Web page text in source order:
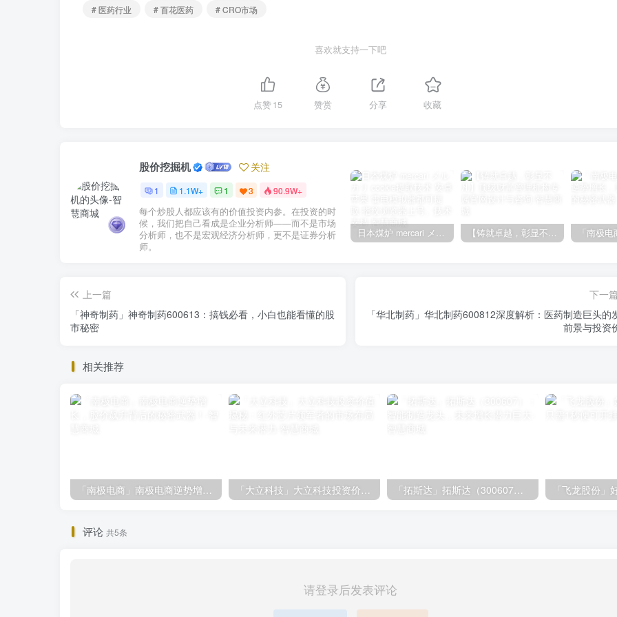
# 医药行业
# 百花医药 # CRO市场
喜欢就支持一下吧
点赞15 赞赏 分享 收藏
股价挖掘机 关注
1 1.1W+ 1 3 90.9W+
每个炒股人都应该有的价值投资内参。在投资的时
候，我们把自己看成是企业分析师——而不是市场
分析师，也不是宏观经济分析师，更不是证券分析
师。
日本煤炉 mercari メルカリ cookie提取技术 安卓 苹果 雷电模拟器都可提取,指纹浏览器上号。技术支持 【铸就卓越，彰显不凡】顶级财富管理机构专属官网设计与咨询
上一篇
「神奇制药」神奇制药600613：搞钱必看，小白也能看懂的股
市秘密
下一篇
「华北制药」华北制药600812深度解析：医药制造巨头的
前景与投资
相关推荐
「南极电商」南极电商逆势增长，股价飙升背后的秘密武器！ 「大立科技」大立科技投资价值揭秘：红外芯片领军者的市场布局与未来潜力 「拓斯达」拓斯达（300607）：智能制造龙头，未来增长潜力巨大
评论 共5条
请登录后发表评论